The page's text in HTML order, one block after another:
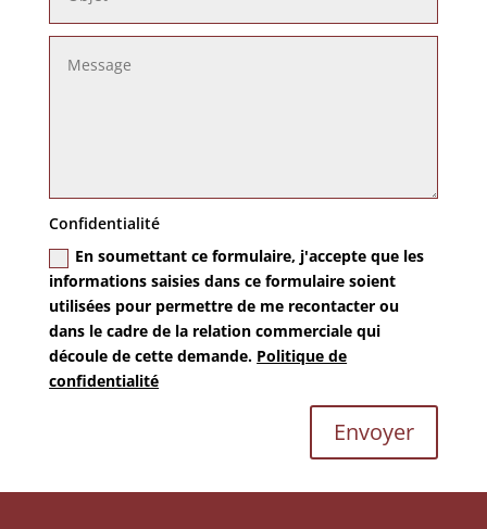
Confidentialité
En soumettant ce formulaire, j'accepte que les
informations saisies dans ce formulaire soient
utilisées pour permettre de me recontacter ou
dans le cadre de la relation commerciale qui
découle de cette demande. Politique de
confidentialité
Envoyer